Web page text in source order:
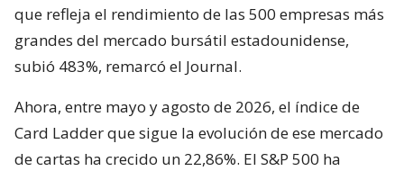
que refleja el rendimiento de las 500 empresas más
grandes del mercado bursátil estadounidense,
subió 483%, remarcó el Journal.
Ahora, entre mayo y agosto de 2026, el índice de
Card Ladder que sigue la evolución de ese mercado
de cartas ha crecido un 22,86%. El S&P 500 ha